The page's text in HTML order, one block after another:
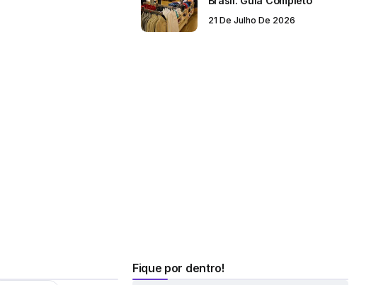
21 De Julho De 2026
Fique por dentro!